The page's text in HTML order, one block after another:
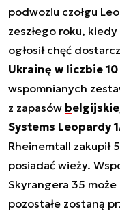
podwoziu czołgu
zeszłego roku,
ogłosił chęć
Ukrainę w liczbie
wspomnianych
z zapasów
Systems Leopardy
Rheinemtall zakupił
posiadać wieży.
Skyrangera 35
pozostałe zostaną